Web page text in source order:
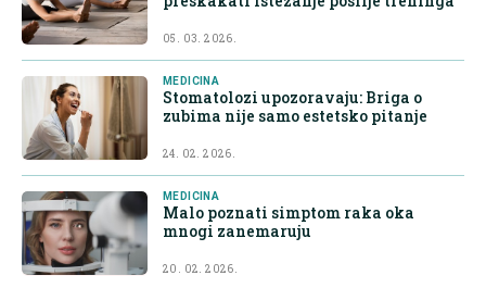
05. 03. 2026.
MEDICINA
Stomatolozi upozoravaju: Briga o
zubima nije samo estetsko pitanje
24. 02. 2026.
MEDICINA
Malo poznati simptom raka oka
mnogi zanemaruju
20. 02. 2026.